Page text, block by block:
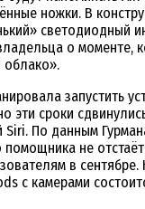
ножки. В
светодиодный
о моменте,
облако».
запустить
эти сроки
Siri. По данным
не
в
с камерами